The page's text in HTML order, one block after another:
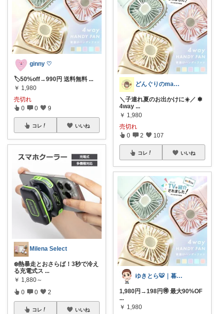
ginny ♡
🏷️50%off→990円 送料無料 ...
￥ 1,980
売切れ
0 0 9
コレ いいね
Milena Select
❄️熱暴走とおさらば！3秒で冷え
る充電式ス ...
￥ 1,880～
0 0 2
コレ いいね
どんぐりのmama☆子育てグッズ
＼子連れ夏のお出かけに☀️／ ✽
4way ...
￥ 1,980
売切れ
0 2 107
コレ いいね
ゆきとら🐯｜暮らしをラクにしたいパパ
1,980円→198円🉐 最大90%OF
...
￥ 1,980